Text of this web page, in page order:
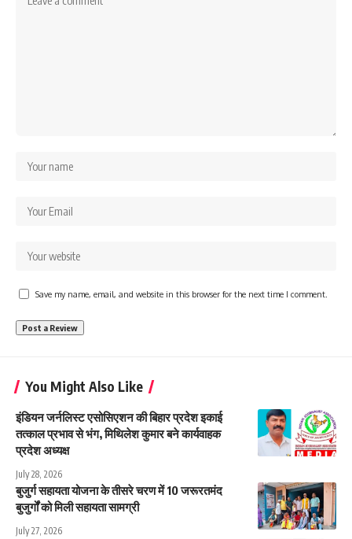
Save my name, email, and website in this browser for the next time I comment.
You Might Also Like
इंडियन जर्नलिस्ट एसोसिएशन की बिहार प्रदेश इकाई
तत्काल प्रभाव से भंग, मिथिलेश कुमार बने कार्यवाहक
प्रदेश अध्यक्ष
July 28, 2026
बुजुर्ग सहायता योजना के तीसरे चरण में 10 जरूरतमंद
बुजुर्गों को मिली सहायता सामग्री
July 27, 2026